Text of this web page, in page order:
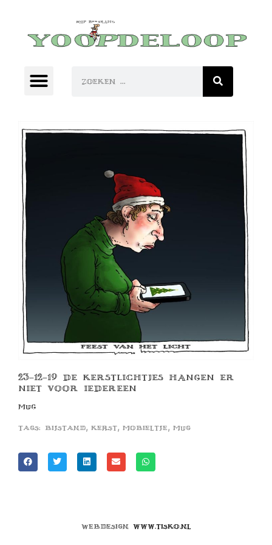
23-12-19 DE KERSTLICHTJES HANGEN ER
NIET VOOR IEDEREEN
MUG
Tags: bijstand, kerst, mobieltje , mug
Webdesign www.tisko.nl